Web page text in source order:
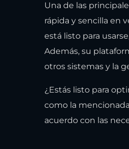
Una de las
rápida y sencilla en
está listo para
Además, su
otros sistemas y la
¿Estás listo para
como la
acuerdo con las